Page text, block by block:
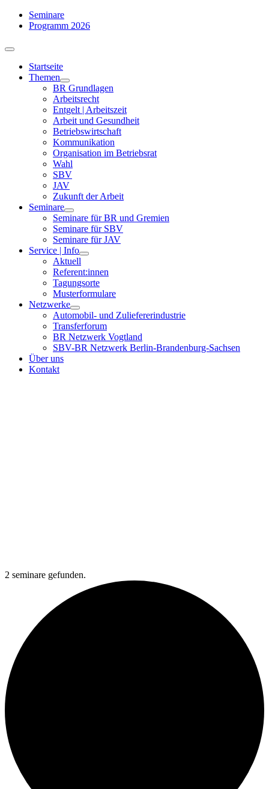
Zum
Inhalt
Seminare
Programm 2026
Toggle
NavigationStartseite
Themen
BR Grundlagen
Arbeits­recht
Entgelt | Arbeitszeit
Arbeit und Gesundheit
Betriebswirtschaft
Kommuni­kation
Organisation im Betriebsrat
Wahl
SBV
JAV
Zukunft der Arbeit
Seminare
Seminare für BR und Gremien
Seminare für SBV
Seminare für JAV
Service | Info
Aktuell
Referent:innen
Tagungsorte
Musterformulare
Netzwerke
Automobil- und Zuliefererindustrie
Transferforum
BR Netzwerk Vogtland
SBV-BR Netzwerk Berlin-Brandenburg-Sachsen
Über uns
Kontakt
2 seminare gefunden.